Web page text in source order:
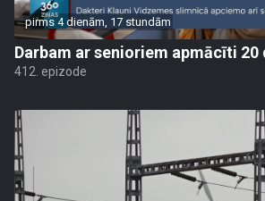
pirms 4 dienām, 17 stundām
Darbam ar senioriem apmācīti 20
412. epizode